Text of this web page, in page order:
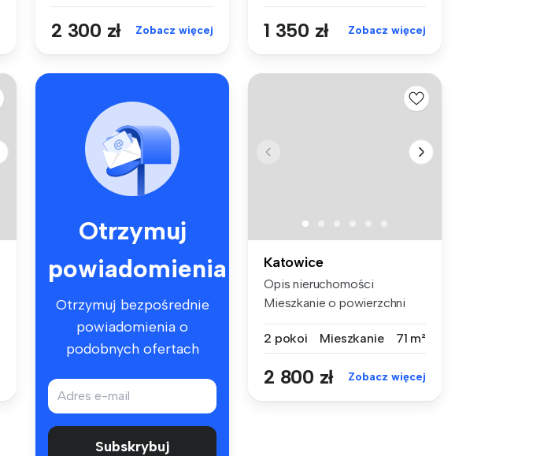
2 300 zł Zobacz więcej 1 350 zł Zobacz więcej
Otrzymuj
powiadomienia
Otrzymuj bezpośrednie
powiadomienia o
podobnych ofertach
Subskrybuj
Katowice
Opis nieruchomości
Mieszkanie o powierzchni
2 pokoi
Mieszkanie 71 m²
2 800 zł Zobacz więcej